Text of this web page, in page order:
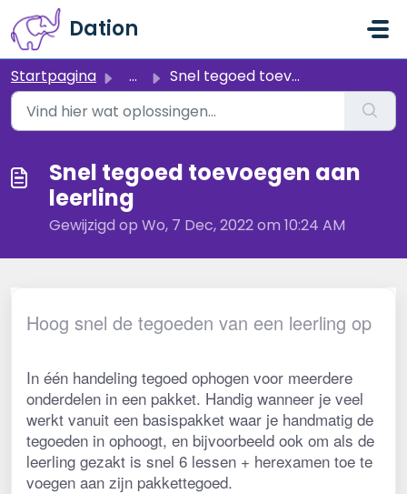
Doorgaan naar hoofdinhoud
Dation
Startpagina ... Snel tegoed toevoegen aan leerling
Snel tegoed toevoegen aan
leerling
Gewijzigd op Wo, 7 Dec, 2022 om 10:24 AM
Hoog snel de tegoeden van een leerling op
In één handeling tegoed ophogen voor meerdere
onderdelen in een pakket. Handig wanneer je veel
werkt vanuit een basispakket waar je handmatig de
tegoeden in ophoogt, en bijvoorbeeld ook om als de
leerling gezakt is snel 6 lessen + herexamen toe te
voegen aan zijn pakkettegoed.